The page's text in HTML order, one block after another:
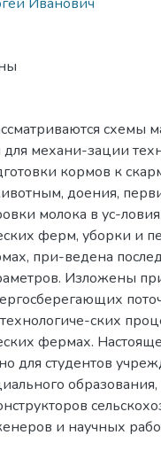
схемы
механи-зации
кормов к
доения,
молока в ус-
ферм, уборки и
при-ведена
Изложены
ских
фермах.
для студентов
и научных